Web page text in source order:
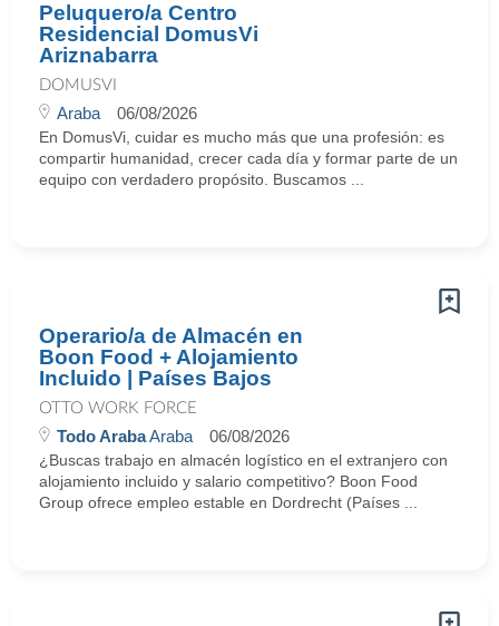
Peluquero/a Centro
Residencial DomusVi
Ariznabarra
DOMUSVI
Araba 06/08/2026
En DomusVi, cuidar es mucho más que una profesión: es
compartir humanidad, crecer cada día y formar parte de un
equipo con verdadero propósito. Buscamos ...
Operario/a de Almacén en
Boon Food + Alojamiento
Incluido | Países Bajos
OTTO WORK FORCE
Todo ArabaAraba 06/08/2026
¿Buscas trabajo en almacén logístico en el extranjero con
alojamiento incluido y salario competitivo? Boon Food
Group ofrece empleo estable en Dordrecht (Países ...